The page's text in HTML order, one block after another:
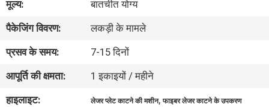
कारखाना
भ्रमण
गुणवत्ता
नियंत्रण
मूल्य:
बातचीत योग्य
पैकेजिंग विवरण:
लकड़ी के मामले
प्रसव के समय:
7-15 दिनों
आपूर्ति की क्षमता:
1 इकाइयों / महीने
हाइलाइट:
लेजर प्लेट काटने की मशीन,फाइबर लेजर काटने के उपकरण